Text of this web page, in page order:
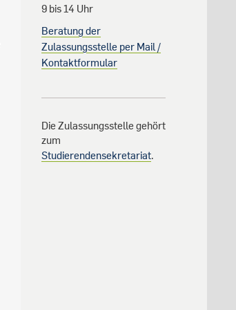
9 bis 14 Uhr
Beratung der
Zulassungsstelle per Mail /
Kontaktformular
Die Zulassungsstelle gehört
zum
Studierendensekretariat.